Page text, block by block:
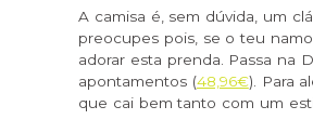
A camisa é, sem dúvida, um
preocupes pois, se o teu
adorar esta prenda. Passa na
apontamentos (48,96€). Para
que cai bem tanto com um